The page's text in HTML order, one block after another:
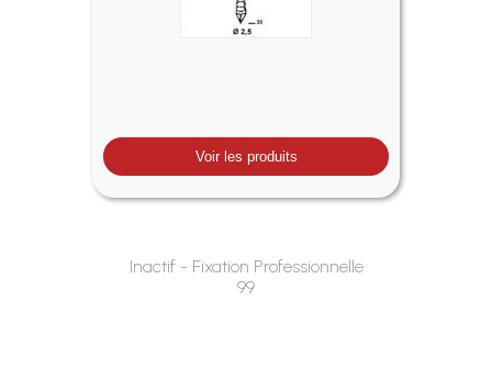
Voir les produits
Inactif - Fixation Professionnelle
99